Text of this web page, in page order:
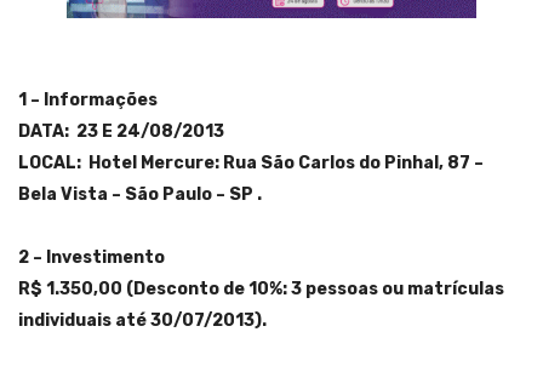
1 – Informações
DATA: 23 E 24/08/2013
LOCAL: Hotel Mercure: Rua São Carlos do Pinhal, 87 –
Bela Vista – São Paulo – SP .
2 – Investimento
R$ 1.350,00 (Desconto de 10%: 3 pessoas ou matrículas
individuais até 30/07/2013).